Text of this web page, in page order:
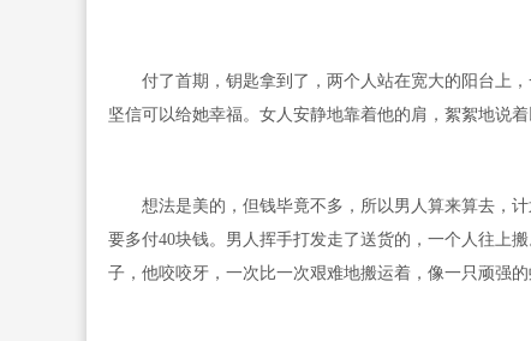
付了首期，钥匙拿到了，两个人站在宽大的阳台上，
坚信可以给她幸福。女人安静地靠着他的肩，絮絮地说着
想法是美的，但钱毕竟不多，所以男人算来算去，计
要多付40块钱。男人挥手打发走了送货的，一个人往上
子，他咬咬牙，一次比一次艰难地搬运着，像一只顽强